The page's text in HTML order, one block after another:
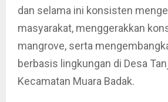
dan selama ini konsisten
masyarakat, menggerakkan
mangrove, serta
berbasis lingkungan di Desa
Kecamatan Muara Badak.